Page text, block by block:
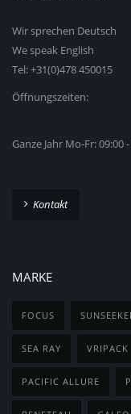
Wir sprechen Deutsch
We speak English
Tel: +31(0)478 450015
Öffnungszeiten:
Ganze Jahr Mo-Fr: 09:00
Kontakt
MARKE
FOCUS
SEA RAY VRIPACK
PACIFIC ALLURE